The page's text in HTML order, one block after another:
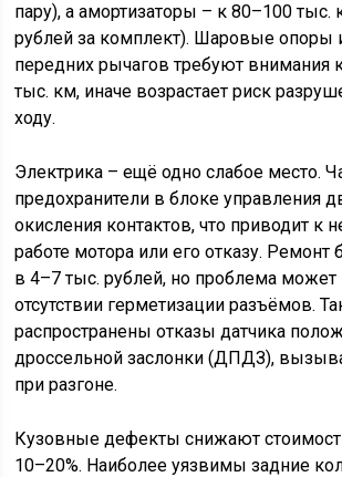
пару), а амортизаторы – к 80–100 тыс.
рублей за комплект). Шаровые опоры
передних рычагов требуют
тыс. км, иначе возрастает риск
ходу.
Электрика – ещё одно слабое место.
предохранители в блоке управления
окисления контактов, что приводит к
работе мотора или его отказу. Ремонт
в 4–7 тыс. рублей, но проблема может
отсутствии герметизации разъёмов.
распространены отказы датчика
дроссельной заслонки (ДПДЗ),
при разгоне.
Кузовные дефекты снижают
10–20%. Наиболее уязвимы задние